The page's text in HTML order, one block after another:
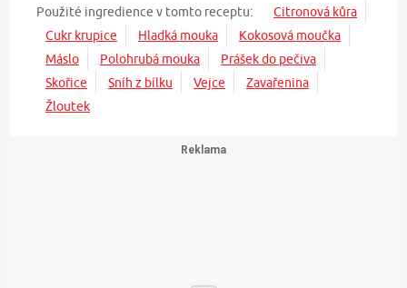
Použité ingredience v tomto receptu:
Citronová kůra
Cukr krupice
Hladká mouka
Kokosová moučka
Máslo
Polohrubá mouka
Prášek do pečiva
Skořice
Sníh z bílku Vejce
Zavařenina
Žloutek